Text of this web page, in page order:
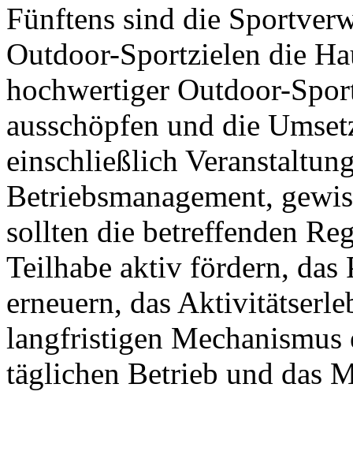
Fünftens sind die
Outdoor-Sportzielen die
hochwertiger Outdoor-
ausschöpfen und die
einschließlich
Betriebsmanagement,
sollten die betreffenden
Teilhabe aktiv fördern,
erneuern, das
langfristigen
täglichen Betrieb und das